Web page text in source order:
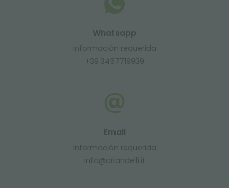
Whatsapp
Información requerida
+39 3457719939
Email
Información requerida
info@orlandelli.it